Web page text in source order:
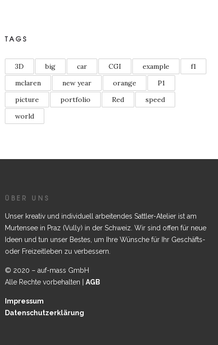
TAGS
3D big car CGI example
f1
mclaren
new year orange
P1
picture
portfolio Red
speed
world
ÜBER UNS
Unser kreativ und individuell arbeitendes Sattler-Atelier ist am
Murtensee in Praz (Vully) in der Schweiz. Wir sind offen für neue
Ideen und tun unser Bestes, um Ihre Wünsche für Ihr Geschäfts-
oder Freizeitleben zu verbessern.
© 2020 – auf-mass GmbH
Alle Rechte vorbehalten | AGB
Impressum
Datenschutzerklärung